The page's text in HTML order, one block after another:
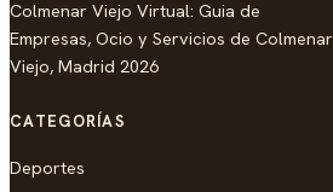
Colmenar Viejo Virtual: Guia de
Empresas, Ocio y Servicios de Colmenar
Viejo, Madrid 2026
CATEGORÍAS
Deportes